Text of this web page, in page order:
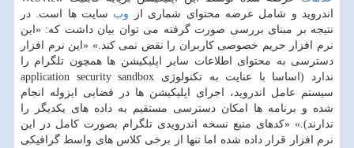
اندروید و شامل عرضه محتوای شماری از وب سایت ها است. در
نتیجه بر مبنای بررسی صورت گرفته می توان بیان داشت كه: «این
نرم افزار حریم خصوصی كاربران را نقض نمی كند.» «این نرم افزار
دسترسی به محتوای اطلاعات سایر اپلیكیشن ها همچون تلگرام را
ندارد (اساسا با عنایت به تكنولوژی application security sandbox
سیستم عامل اندروید، اجرای اپلیكیشن ها در فضایی ایزوله انجام
شده و برنامه ها امكان دسترسی مستقیم به داده های یكدیگر را
ندارند).» «كدهای منبع نسخه اندرویدی تلگرام بصورت كامل در این
نرم افزار قرار داده شده اما تنها از برخی كلاس های واسط گرافیكی